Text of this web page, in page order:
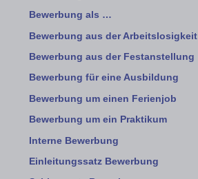
Bewerbung als …
Bewerbung aus der Arbeitslosigkeit
Bewerbung aus der Festanstellung
Bewerbung für eine Ausbildung
Bewerbung um einen Ferienjob
Bewerbung um ein Praktikum
Interne Bewerbung
Einleitungssatz Bewerbung